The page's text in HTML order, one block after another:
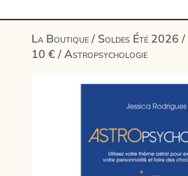
La Boutique/ Soldes Été 2026/
10 €/ Astropsychologie